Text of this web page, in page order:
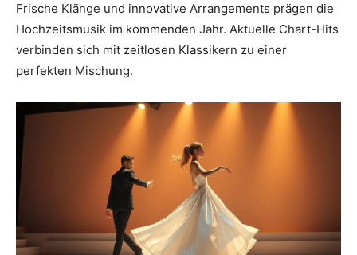
Frische Klänge und innovative Arrangements prägen die
Hochzeitsmusik im kommenden Jahr. Aktuelle Chart-Hits
verbinden sich mit zeitlosen Klassikern zu einer
perfekten Mischung.